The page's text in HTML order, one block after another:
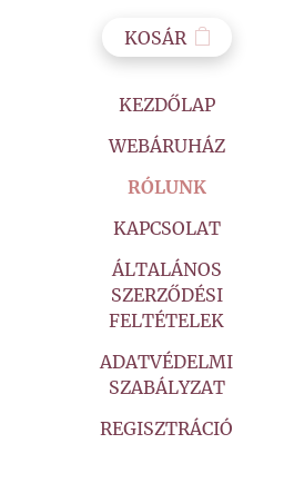
KOSÁR
KEZDŐLAP
WEBÁRUHÁZ
RÓLUNK
KAPCSOLAT
ÁLTALÁNOS
SZERZŐDÉSI
FELTÉTELEK
ADATVÉDELMI
SZABÁLYZAT
REGISZTRÁCIÓ